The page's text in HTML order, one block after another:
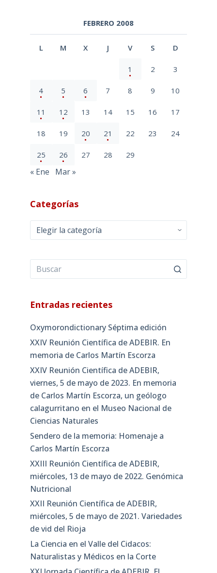
FEBRERO 2008
L M X J V S D
1 2 3
4 5 6 7 8 9 10
11 12 13 14 15 16 17
18 19 20 21 22 23 24
25 26 27 28 29
« Ene Mar »
Categorías
Categorías
Entradas recientes
Oxymorondictionary Séptima edición
XXIV Reunión Científica de ADEBIR. En
memoria de Carlos Martín Escorza
XXIV Reunión Científica de ADEBIR,
viernes, 5 de mayo de 2023. En memoria
de Carlos Martín Escorza, un geólogo
calagurritano en el Museo Nacional de
Ciencias Naturales
Sendero de la memoria: Homenaje a
Carlos Martín Escorza
XXIII Reunión Científica de ADEBIR,
miércoles, 13 de mayo de 2022. Genómica
Nutricional
XXII Reunión Científica de ADEBIR,
miércoles, 5 de mayo de 2021. Variedades
de vid del Rioja
La Ciencia en el Valle del Cidacos:
Naturalistas y Médicos en la Corte